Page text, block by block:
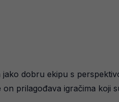
dobru ekipu s
prilagođava igračima koji